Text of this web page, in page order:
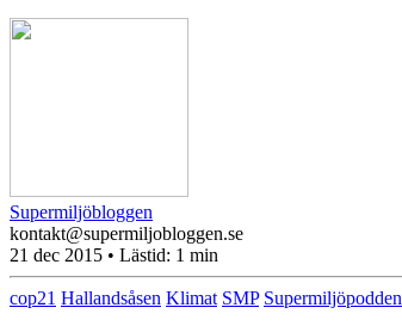
Supermiljöbloggen
kontakt@supermiljobloggen.se
21 dec 2015 • Lästid: 1 min
cop21 Hallandsåsen Klimat SMP Supermiljöpodden